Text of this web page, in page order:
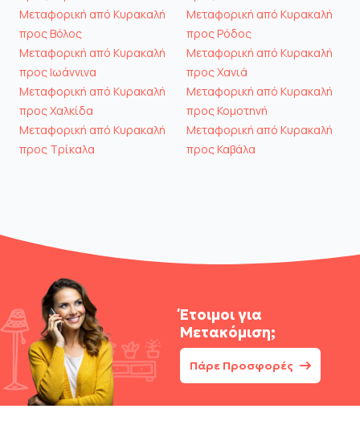
Μεταφορική από Κυρακαλή
προς Βόλος
Μεταφορική από Κυρακαλή
προς Ιωάννινα
Μεταφορική από Κυρακαλή
προς Χαλκίδα
Μεταφορική από Κυρακαλή
προς Τρίκαλα
Μεταφορική από Κυρακαλή
προς Ρόδος
Μεταφορική από Κυρακαλή
προς Χανιά
Μεταφορική από Κυρακαλή
προς Κομοτηνή
Μεταφορική από Κυρακαλή
προς Καβάλα
Έτοιμοι για
Μετακόμιση;
Πάρε Προσφορές